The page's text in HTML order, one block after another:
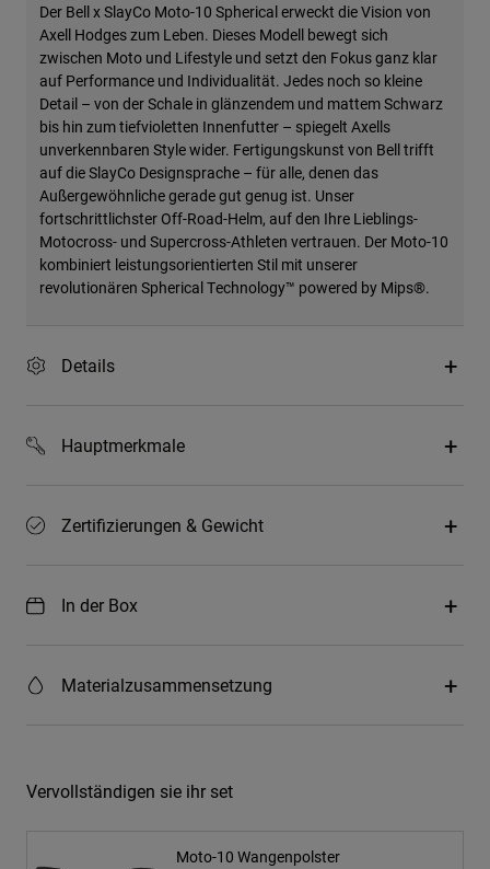
Der Bell x SlayCo Moto-10 Spherical erweckt die Vision von
Axell Hodges zum Leben. Dieses Modell bewegt sich
zwischen Moto und Lifestyle und setzt den Fokus ganz klar
auf Performance und Individualität. Jedes noch so kleine
Detail – von der Schale in glänzendem und mattem Schwarz
bis hin zum tiefvioletten Innenfutter – spiegelt Axells
unverkennbaren Style wider. Fertigungskunst von Bell trifft
auf die SlayCo Designsprache – für alle, denen das
Außergewöhnliche gerade gut genug ist. Unser
fortschrittlichster Off-Road-Helm, auf den Ihre Lieblings-
Motocross- und Supercross-Athleten vertrauen. Der Moto-10
kombiniert leistungsorientierten Stil mit unserer
revolutionären Spherical Technology™ powered by Mips®.
Details
Hauptmerkmale
Zertifizierungen & Gewicht
In der Box
Materialzusammensetzung
Vervollständigen sie ihr set
Moto-10 Wangenpolster